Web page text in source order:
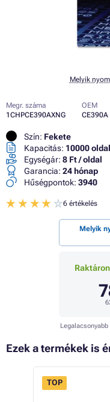
Melyik
Megr. száma
1CHPCE390AXNG
OEM
CE390A
Szín: Fekete
Kapacitás: 10000 oldal
Egységár: 8 Ft / oldal
Garancia: 24 hónap
Hűségpontok: 3940
6 értékelés
Melyik
Ezek a termékek is
TOP